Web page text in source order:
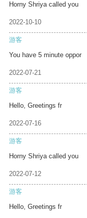
Horny Shriya called you
2022-10-10
游客
You have 5 minute oppor
2022-07-21
游客
Hello, Greetings fr
2022-07-16
游客
Horny Shriya called you
2022-07-12
游客
Hello, Greetings fr